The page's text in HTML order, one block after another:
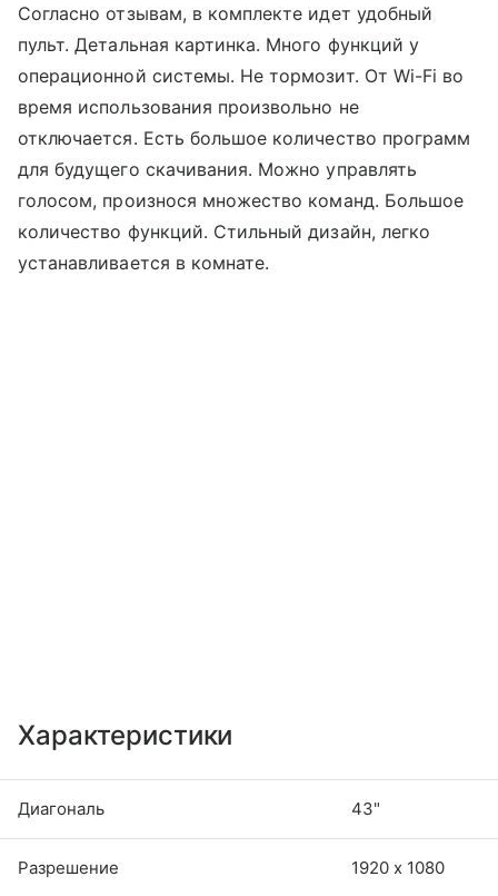
Согласно отзывам, в комплекте идет удобный
пульт. Детальная картинка. Много функций у
операционной системы. Не тормозит. От Wi-Fi во
время использования произвольно не
отключается. Есть большое количество программ
для будущего скачивания. Можно управлять
голосом, произнося множество команд. Большое
количество функций. Стильный дизайн, легко
устанавливается в комнате.
Характеристики
Диагональ 43"
Разрешение 1920 х 1080